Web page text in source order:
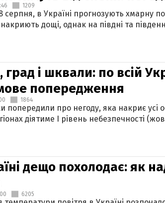
1209
серпня, в Україні прогнозують хмарну
дощі, однак на півдні та
град і шквали: по всій
попередження
1864
попередили про негоду, яка накриє усі
діятиме І рівень небезпечності
дещо похолодає: як
6205